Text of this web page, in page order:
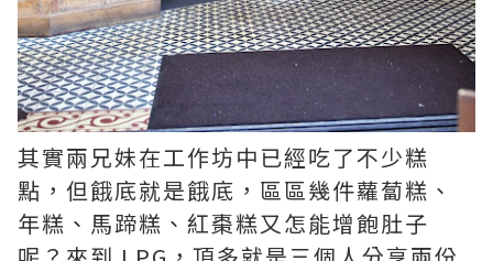
其實兩兄妹在工作坊中已經吃了不少糕
點，但餓底就是餓底，區區幾件蘿蔔糕、
年糕、馬蹄糕、紅棗糕又怎能增飽肚子